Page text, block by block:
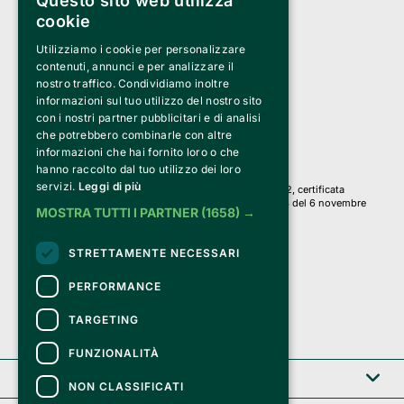
Clappit è un marchio di proprietà di:
Bemils Srl
a Socio Unico
Via Fosse Ardeatine, 4 -20092 Cinisello Balsamo (MI)
PI 05589050961
Iscr. C.C.I.A.A. Milano R.E.A. 1833471
© 2010-2025 Bemils Srl - Tutti i diritti riservati
Credits:
Clappit è basato sulla piattaforma di biglietteria Belive 6.2, certificata
dall’Agenzia delle Entrate con protocollo n. 2025/445474 del 6 novembre
2025.
Su Clappit i tuoi acquisti ed i tuoi dati
sono sicuri e protetti da un certificato SSL
con crittografia a 128 bit.
Clappit
cookie
Utilizziamo i cookie per personalizzare
contenuti, annunci e per analizzare il
nostro traffico. Condividiamo inoltre
informazioni sul tuo utilizzo del nostro sito
con i nostri partner pubblicitari e di analisi
che potrebbero combinarle con altre
informazioni che hai fornito loro o che
hanno raccolto dal tuo utilizzo dei loro
servizi. Leggi di più
MOSTRA TUTTI I PARTNER (1658) →
STRETTAMENTE NECESSARI
PERFORMANCE
TARGETING
FUNZIONALITÀ
NON CLASSIFICATI